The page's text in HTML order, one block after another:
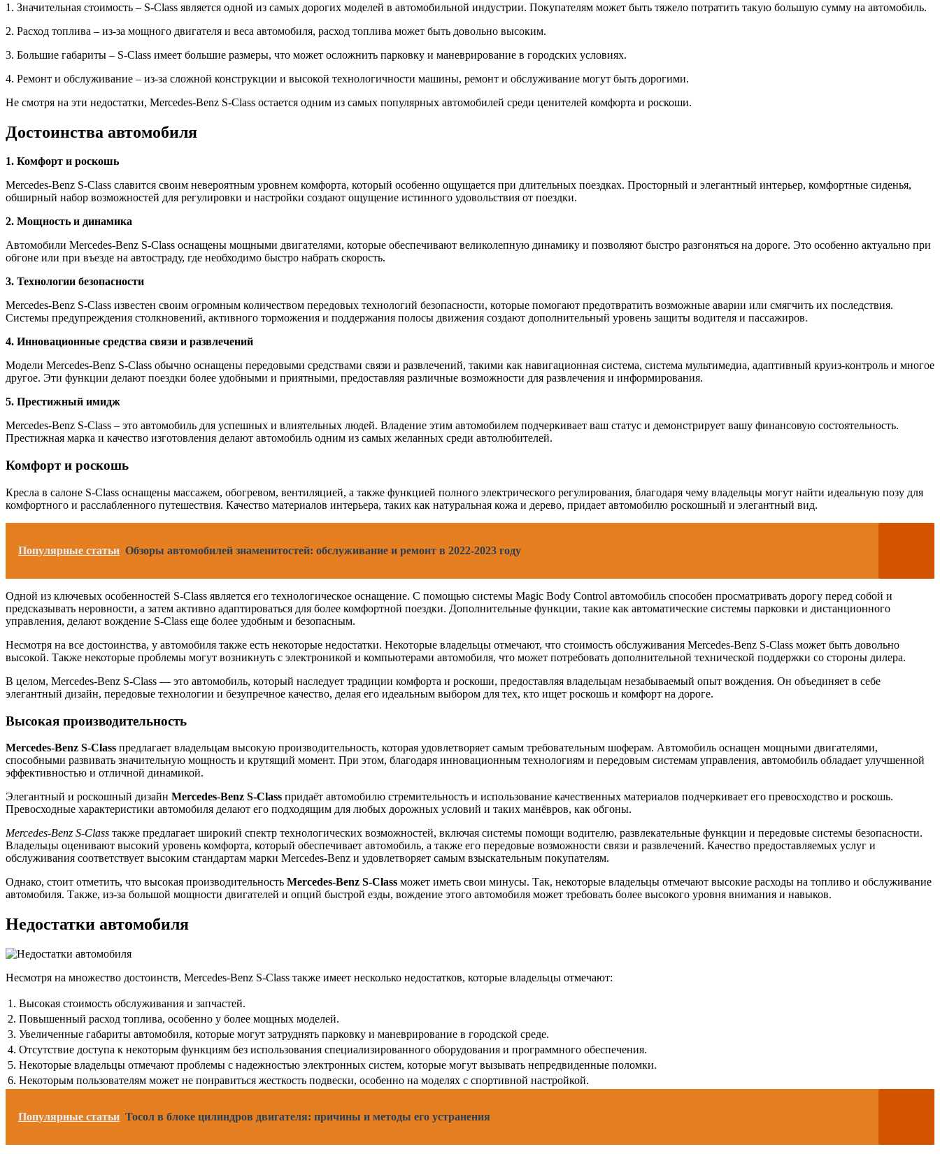
1. Значительная стоимость – S-Class является одной из самых дорогих моделей в автомобильной индустрии. Покупателям может быть тяжело потратить такую большую сумму на автомобиль.
2. Расход топлива – из-за мощного двигателя и веса автомобиля, расход топлива может быть довольно высоким.
3. Большие габариты – S-Class имеет большие размеры, что может осложнить парковку и маневрирование в городских условиях.
4. Ремонт и обслуживание – из-за сложной конструкции и высокой технологичности машины, ремонт и обслуживание могут быть дорогими.
Не смотря на эти недостатки, Mercedes-Benz S-Class остается одним из самых популярных автомобилей среди ценителей комфорта и роскоши.
Достоинства автомобиля
1. Комфорт и роскошь
Mercedes-Benz S-Class славится своим невероятным уровнем комфорта, который особенно ощущается при длительных поездках. Просторный и элегантный интерьер, комфортные сиденья,
обширный набор возможностей для регулировки и настройки создают ощущение истинного удовольствия от поездки.
2. Мощность и динамика
Автомобили Mercedes-Benz S-Class оснащены мощными двигателями, которые обеспечивают великолепную динамику и позволяют быстро разгоняться на дороге. Это особенно актуально при
обгоне или при въезде на автостраду, где необходимо быстро набрать скорость.
3. Технологии безопасности
Mercedes-Benz S-Class известен своим огромным количеством передовых технологий безопасности, которые помогают предотвратить возможные аварии или смягчить их последствия.
Системы предупреждения столкновений, активного торможения и поддержания полосы движения создают дополнительный уровень защиты водителя и пассажиров.
4. Инновационные средства связи и развлечений
Модели Mercedes-Benz S-Class обычно оснащены передовыми средствами связи и развлечений, такими как навигационная система, система мультимедиа, адаптивный круиз-контроль и многое
другое. Эти функции делают поездки более удобными и приятными, предоставляя различные возможности для развлечения и информирования.
5. Престижный имидж
Mercedes-Benz S-Class – это автомобиль для успешных и влиятельных людей. Владение этим автомобилем подчеркивает ваш статус и демонстрирует вашу финансовую состоятельность.
Престижная марка и качество изготовления делают автомобиль одним из самых желанных среди автолюбителей.
Комфорт и роскошь
Кресла в салоне S-Class оснащены массажем, обогревом, вентиляцией, а также функцией полного электрического регулирования, благодаря чему владельцы могут найти идеальную позу для
комфортного и расслабленного путешествия. Качество материалов интерьера, таких как натуральная кожа и дерево, придает автомобилю роскошный и элегантный вид.
Популярные статьи Обзоры автомобилей знаменитостей: обслуживание и ремонт в 2022-2023 году
Одной из ключевых особенностей S-Class является его технологическое оснащение. С помощью системы Magic Body Control автомобиль способен просматривать дорогу перед собой и
предсказывать неровности, а затем активно адаптироваться для более комфортной поездки. Дополнительные функции, такие как автоматические системы парковки и дистанционного
управления, делают вождение S-Class еще более удобным и безопасным.
Несмотря на все достоинства, у автомобиля также есть некоторые недостатки. Некоторые владельцы отмечают, что стоимость обслуживания Mercedes-Benz S-Class может быть довольно
высокой. Также некоторые проблемы могут возникнуть с электроникой и компьютерами автомобиля, что может потребовать дополнительной технической поддержки со стороны дилера.
В целом, Mercedes-Benz S-Class — это автомобиль, который наследует традиции комфорта и роскоши, предоставляя владельцам незабываемый опыт вождения. Он объединяет в себе
элегантный дизайн, передовые технологии и безупречное качество, делая его идеальным выбором для тех, кто ищет роскошь и комфорт на дороге.
Высокая производительность
Mercedes-Benz S-Class предлагает владельцам высокую производительность, которая удовлетворяет самым требовательным шоферам. Автомобиль оснащен мощными двигателями,
способными развивать значительную мощность и крутящий момент. При этом, благодаря инновационным технологиям и передовым системам управления, автомобиль обладает улучшенной
эффективностью и отличной динамикой.
Элегантный и роскошный дизайн Mercedes-Benz S-Class придаёт автомобилю стремительность и использование качественных материалов подчеркивает его превосходство и роскошь.
Превосходные характеристики автомобиля делают его подходящим для любых дорожных условий и таких манёвров, как обгоны.
Mercedes-Benz S-Class также предлагает широкий спектр технологических возможностей, включая системы помощи водителю, развлекательные функции и передовые системы безопасности.
Владельцы оценивают высокий уровень комфорта, который обеспечивает автомобиль, а также его передовые возможности связи и развлечений. Качество предоставляемых услуг и
обслуживания соответствует высоким стандартам марки Mercedes-Benz и удовлетворяет самым взыскательным покупателям.
Однако, стоит отметить, что высокая производительность Mercedes-Benz S-Class может иметь свои минусы. Так, некоторые владельцы отмечают высокие расходы на топливо и обслуживание
автомобиля. Также, из-за большой мощности двигателей и опций быстрой езды, вождение этого автомобиля может требовать более высокого уровня внимания и навыков.
Недостатки автомобиля
Несмотря на множество достоинств, Mercedes-Benz S-Class также имеет несколько недостатков, которые владельцы отмечают:
1. Высокая стоимость обслуживания и запчастей.
2. Повышенный расход топлива, особенно у более мощных моделей.
3. Увеличенные габариты автомобиля, которые могут затруднять парковку и маневрирование в городской среде.
4. Отсутствие доступа к некоторым функциям без использования специализированного оборудования и программного обеспечения.
5. Некоторые владельцы отмечают проблемы с надежностью электронных систем, которые могут вызывать непредвиденные поломки.
6. Некоторым пользователям может не понравиться жесткость подвески, особенно на моделях с спортивной настройкой.
Популярные статьи Тосол в блоке цилиндров двигателя: причины и методы его устранения